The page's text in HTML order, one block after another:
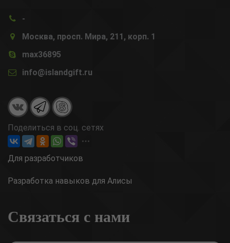
-
Москва, просп. Мира, 211, корп. 1
max36895
info@islandgift.ru
Поделиться в соц. сетях
Для разработчиков
Разработка навыков для Алисы
Связаться с нами